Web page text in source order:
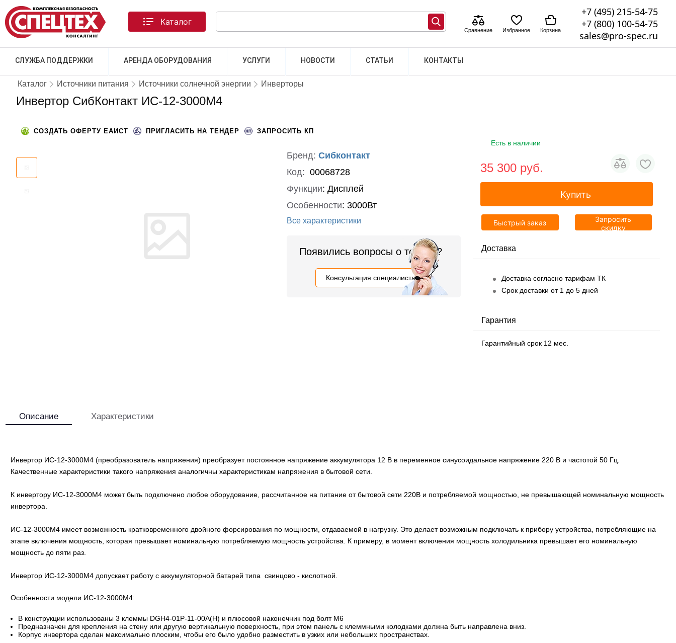
СЛУЖБА ПОДДЕРЖКИ АРЕНДА ОБОРУДОВАНИЯ УСЛУГИ НОВОСТИ СТАТЬИ КОНТАКТЫ
Каталог
Сравнение Избранное Корзина
+7 (495) 215-54-75
+7 (800) 100-54-75
sales@pro-spec.ru
Каталог Источники питания Источники солнечной энергии Инверторы
Инвертор СибКонтакт ИС-12-3000М4
СОЗДАТЬ ОФЕРТУ ЕАИСТ ПРИГЛАСИТЬ НА ТЕНДЕР ЗАПРОСИТЬ КП
Есть в наличии
Бренд: Сибконтакт
Код: 00068728
Функции: Дисплей
Особенности: 3000Вт
Все характеристики
Появились вопросы о товаре?
Консультация специалиста
35 300 pуб.
Купить
Быстрый заказ
Запросить
скидку
Доставка
Доставка согласно тарифам ТК
Срок доставки от 1 до 5 дней
Гарантия
Гарантийный срок 12 мес.
Описание
Инвертор ИС-12-3000М4 (преобразователь напряжения) преобразует постоянное напряжение аккумулятора 12 В в переменное синусоидальное напряжение 220 В и частотой 50 Гц.
Качественные характеристики такого напряжения аналогичны характеристикам напряжения в бытовой сети.
К инвертору ИС-12-3000М4 может быть подключено любое оборудование, рассчитанное на питание от бытовой сети 220В и потребляемой мощностью, не превышающей номинальную мощность
инвертора.
ИС-12-3000М4 имеет возможность кратковременного двойного форсирования по мощности, отдаваемой в нагрузку. Это делает возможным подключать к прибору устройства, потребляющие на
этапе включения мощность, которая превышает номинальную потребляемую мощность устройства. К примеру, в момент включения мощность холодильника превышает его номинальную
мощность до пяти раз.
Инвертор ИС-12-3000М4 допускает работу с аккумуляторной батарей типа свинцово - кислотной.
Особенности модели ИС-12-3000М4:
В конструкции использованы 3 клеммы DGH4-01P-11-00A(H) и плюсовой наконечник под болт М6
Предназначен для крепления на стену или другую вертикальную поверхность, при этом панель с клеммными колодками должна быть направлена вниз.
Корпус инвертора сделан максимально плоским, чтобы его было удобно разместить в узких или небольших пространствах.
Характеристики